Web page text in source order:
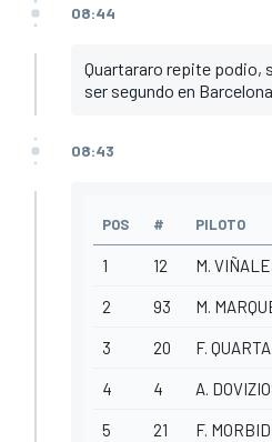
08:44
Quartararo repite podio,
ser segundo en Barcelona
08:43
POS # PILOTO
1 12 M.
2 93 M.
3 20 F.
4 4 A.
5 21 F.